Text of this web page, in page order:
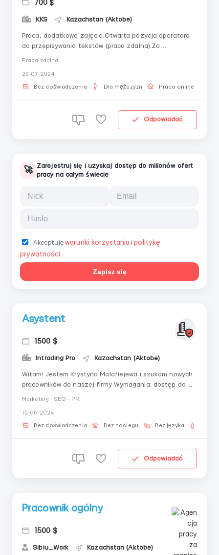
700 $
KKS Kazachstan (Aktobe)
Praca, dodatkowe zajęcie.Otwarta pozycja operatora
do przepisywania tekstów (praca zdalna).Za
przepisywanie tekstu z obrazu do formatu dokumentu.
Bez poprawek i innych zmian, po prostu przepisz te...
Praca zdalna
29-07-2024
Bez doświadczenia Dla mężczyzn Praca online
Odpowiadać
🚀
Zarejestruj się i uzyskaj dostęp do milionów ofert
pracy na całym świecie
Akceptujęwarunki korzystania i politykę
prywatności
Zapisz się
Asystent
1500 $
Intrading Pro Kazachstan (Aktobe)
Witam! Jestem Krystyna Malafiejewa i szukam nowych
pracowników do naszej firmy Wymagania: dostęp do
pytania proszę kontaktować się na
telegram@Soffigear
Marketing - SEO - PR
15-06-2024
Bez doświadczenia Bez noclegu Bez języka
Odpowiadać
Pracownik ogólny
1500 $
Sibiu_Work Kazachstan (Aktobe)